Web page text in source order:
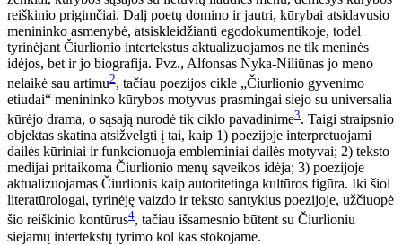
reiškinio prigimčiai. Dalį poetų domino ir jautri, kūrybai atsidavusio
menininko asmenybė, atsiskleidžianti egodokumentikoje, todėl
tyrinėjant Čiurlionio intertekstus aktualizuojamos ne tik meninės
idėjos, bet ir jo biografija. Pvz., Alfonsas Nyka-Niliūnas jo meno
nelaikė sau artimu2, tačiau poezijos cikle „Čiurlionio gyvenimo
etiudai“ menininko kūrybos motyvus prasmingai siejo su universalia
kūrėjo drama, o sąsają nurodė tik ciklo pavadinime3. Taigi straipsnio
objektas skatina atsižvelgti į tai, kaip 1) poezijoje interpretuojami
dailės kūriniai ir funkcionuoja embleminiai dailės motyvai; 2) teksto
medijai pritaikoma Čiurlionio menų sąveikos idėja; 3) poezijoje
aktualizuojamas Čiurlionis kaip autoritetinga kultūros figūra. Iki šiol
literatūrologai, tyrinėję vaizdo ir teksto santykius poezijoje, užčiuopė
šio reiškinio kontūrus4, tačiau išsamesnio būtent su Čiurlioniu
siejamų intertekstų tyrimo kol kas stokojame.